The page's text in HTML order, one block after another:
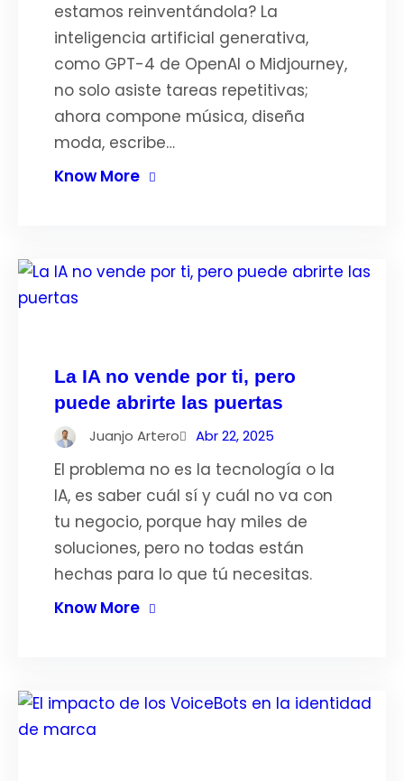
estamos reinventándola? La
inteligencia artificial generativa,
como GPT-4 de OpenAI o Midjourney,
no solo asiste tareas repetitivas;
ahora compone música, diseña
moda, escribe…
Know More
La IA no vende por ti, pero
puede abrirte las puertas
Juanjo Artero Abr 22, 2025
El problema no es la tecnología o la
IA, es saber cuál sí y cuál no va con
tu negocio, porque hay miles de
soluciones, pero no todas están
hechas para lo que tú necesitas.
Know More